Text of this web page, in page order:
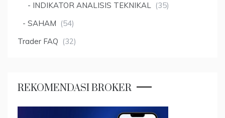
INDIKATOR ANALISIS TEKNIKAL (35)
SAHAM (54)
Trader FAQ (32)
REKOMENDASI BROKER